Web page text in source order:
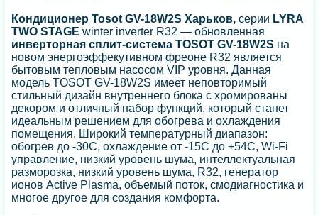
Кондиционер Tosot GV-18W2S Харьков, серии LYRA
TWO STAGE winter inverter R32 — обновленная
инверторная сплит-система TOSOT GV-18W2S на
новом энергоэффекутивном фреоне R32 является
бытовым тепловым насосом VIP уровня. Данная
модель TOSOT GV-18W2S имеет неповторимый
стильный дизайн внутреннего блока с хромированы
декором и отличный набор функций, который станет
идеальным решением для обогрева и охлаждения
помещения. Широкий температурный диапазон:
обогрев до -30С, охлаждение от -15С до +54С, Wi-Fi
управление, низкий уровень шума, интеллектуальная
разморозка, низкий уровень шума, R32, генератор
ионов Active Plasma, объемый поток, смодиагностика и
многое другое для создания комфорта.